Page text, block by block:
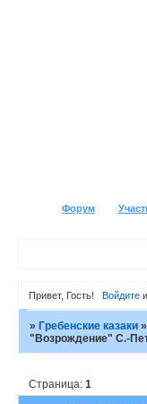
Форум
Привет, Гость! Войдите
»Гребенские казаки
"Возрождение" С.-
Страница:1